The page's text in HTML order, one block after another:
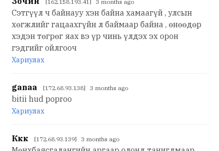
[162.158.193.41] 3 months ago
Сэтгүүл ч байнауу хэн байна хамаагүй , улсын
хөгжлийг гацаахгүйн л баймаар байна , өнөөдөр
хэдэн төгрөг яах вэ үр чинь үлдэх эх орон
гэдгийг ойлгооч
Хариулах
ganaa [172.68.93.138] 3 months ago
bitii hud poproo
Хариулах
Ккк [172.68.93.139] 3 months ago